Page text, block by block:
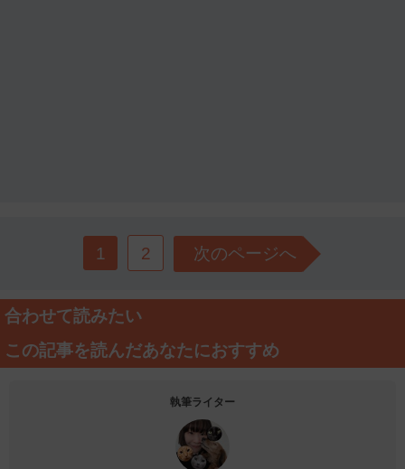
1 2 次のページへ
合わせて読みたい
この記事を読んだあなたにおすすめ
執筆ライター